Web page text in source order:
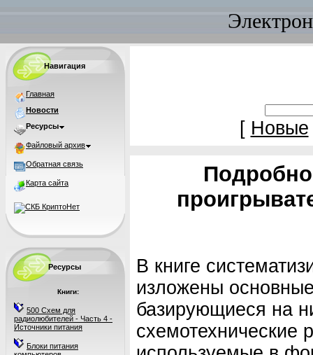
Навигация
Главная
Новости
Ресурсы
Файловый архив
Обратная связь
Карта сайта
Ресурсы
Книги:
500 Схем для
радиолюбителей - Часть 4 -
Источники питания
Блоки питания
[ Новые
В книге
изложены
базирующиеся на
схемотехнические